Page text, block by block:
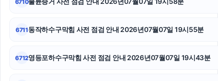
말기암요양병원
이혼재산분할
6710
6711동작하수구막힘 사전 점검 안내 2026년07월07일 19시55분
6712영등포하수구막힘 사전 점검 안내 2026년07월07일 19시43분